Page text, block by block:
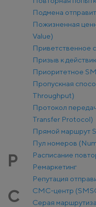
Подмена
Пожизненная
Value)
Приветственное
Призыв к
Приоритетное
Пропускная
Throughput)
Протокол
Transfer Protocol)
Прямой маршрут
Пул номеров
Р
Расписание
Ремаркетинг
Репутация
С
СМС-центр
Серая